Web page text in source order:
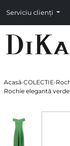
Serviciu clienți
Acasă›COLECTIE›
Rochie elegantă